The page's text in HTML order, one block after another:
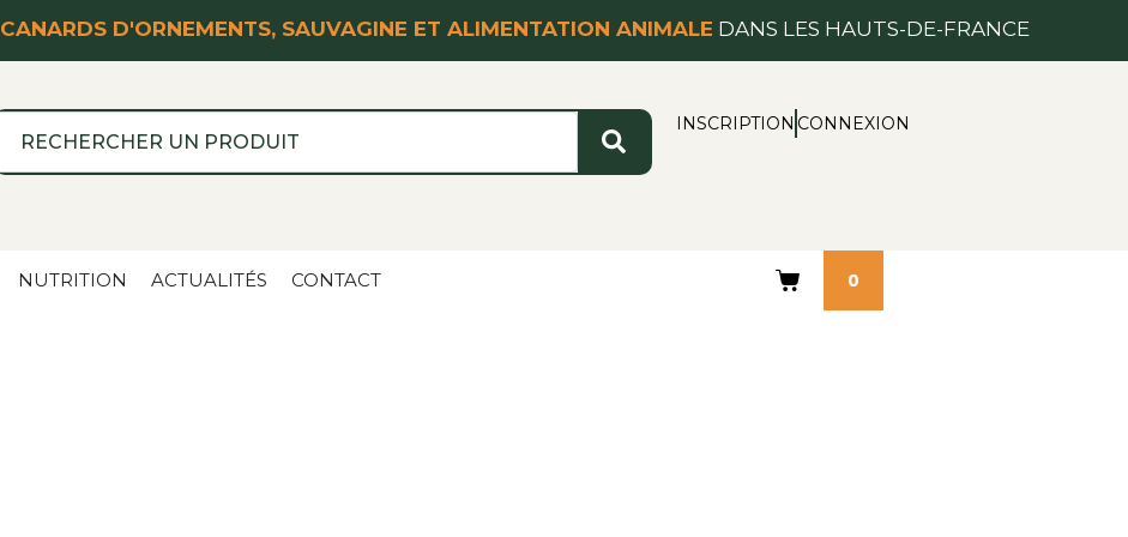
CANARDS D'ORNEMENTS, SAUVAGINE ET ALIMENTATION ANIMALE DANS LES HAUTS-DE-FRANCE
INSCRIPTION CONNEXION
NUTRITION ACTUALITÉS CONTACT 0